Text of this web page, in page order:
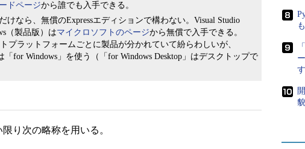
ドページから誰でも入手できる。
なら、無償のExpressエディションで構わない。Visual Studio
（製品版）はマイクロソフトのページから無償で入手できる。
プラットフォームごとに製品が分かれていて紛らわしいが、
for Windows」を使う（「for Windows Desktop」はデスクトップで
り次の略称を用いる。